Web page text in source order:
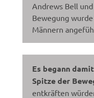
Andrews Bell
Bewegung
Männern
Es begann
Spitze der
entkräften